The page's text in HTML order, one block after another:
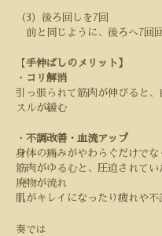
（3）後ろ回しを 7 回
前と同じように、後ろへ7 回
【手伸ばしのメリット】
・ コリ解消
引っ張られて筋肉が伸びると
スルが緩む
・ 不調改善・血流アップ
身体の痛みがやわらぐだけでな
筋肉がゆるむと、圧迫されて
廃物が流れ
肌がキレイになったり疲れや不
奏では